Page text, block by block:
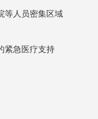
人员密集区域
急医疗支持